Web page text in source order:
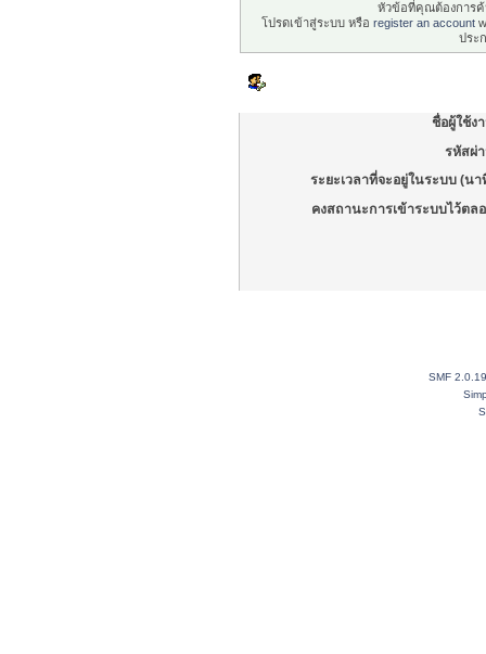
หัวข้อที่คุณต้องการ
โปรดเข้าสู่ระบบ หรือ register an account
ประ
ชื่อผู้ใช้ง
รหัสผ่
ระยะเวลาที่จะอยู่ในระบบ (นา
คงสถานะการเข้าระบบไว้ตล
SMF 2.0.19